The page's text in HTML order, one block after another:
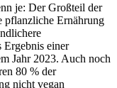
je: Der Großteil der
pflanzliche Ernährung
Ergebnis einer
Jahr 2023. Auch noch
80 % der
nicht vegan